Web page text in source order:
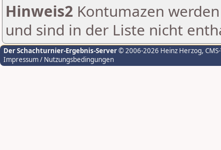
Hinweis2 Kontumazen
und sind in der Liste nicht
Der Schachturnier-Ergebnis-Server© 2006-2026 Heinz Herzog,
Impressum / Nutzungsbedingungen